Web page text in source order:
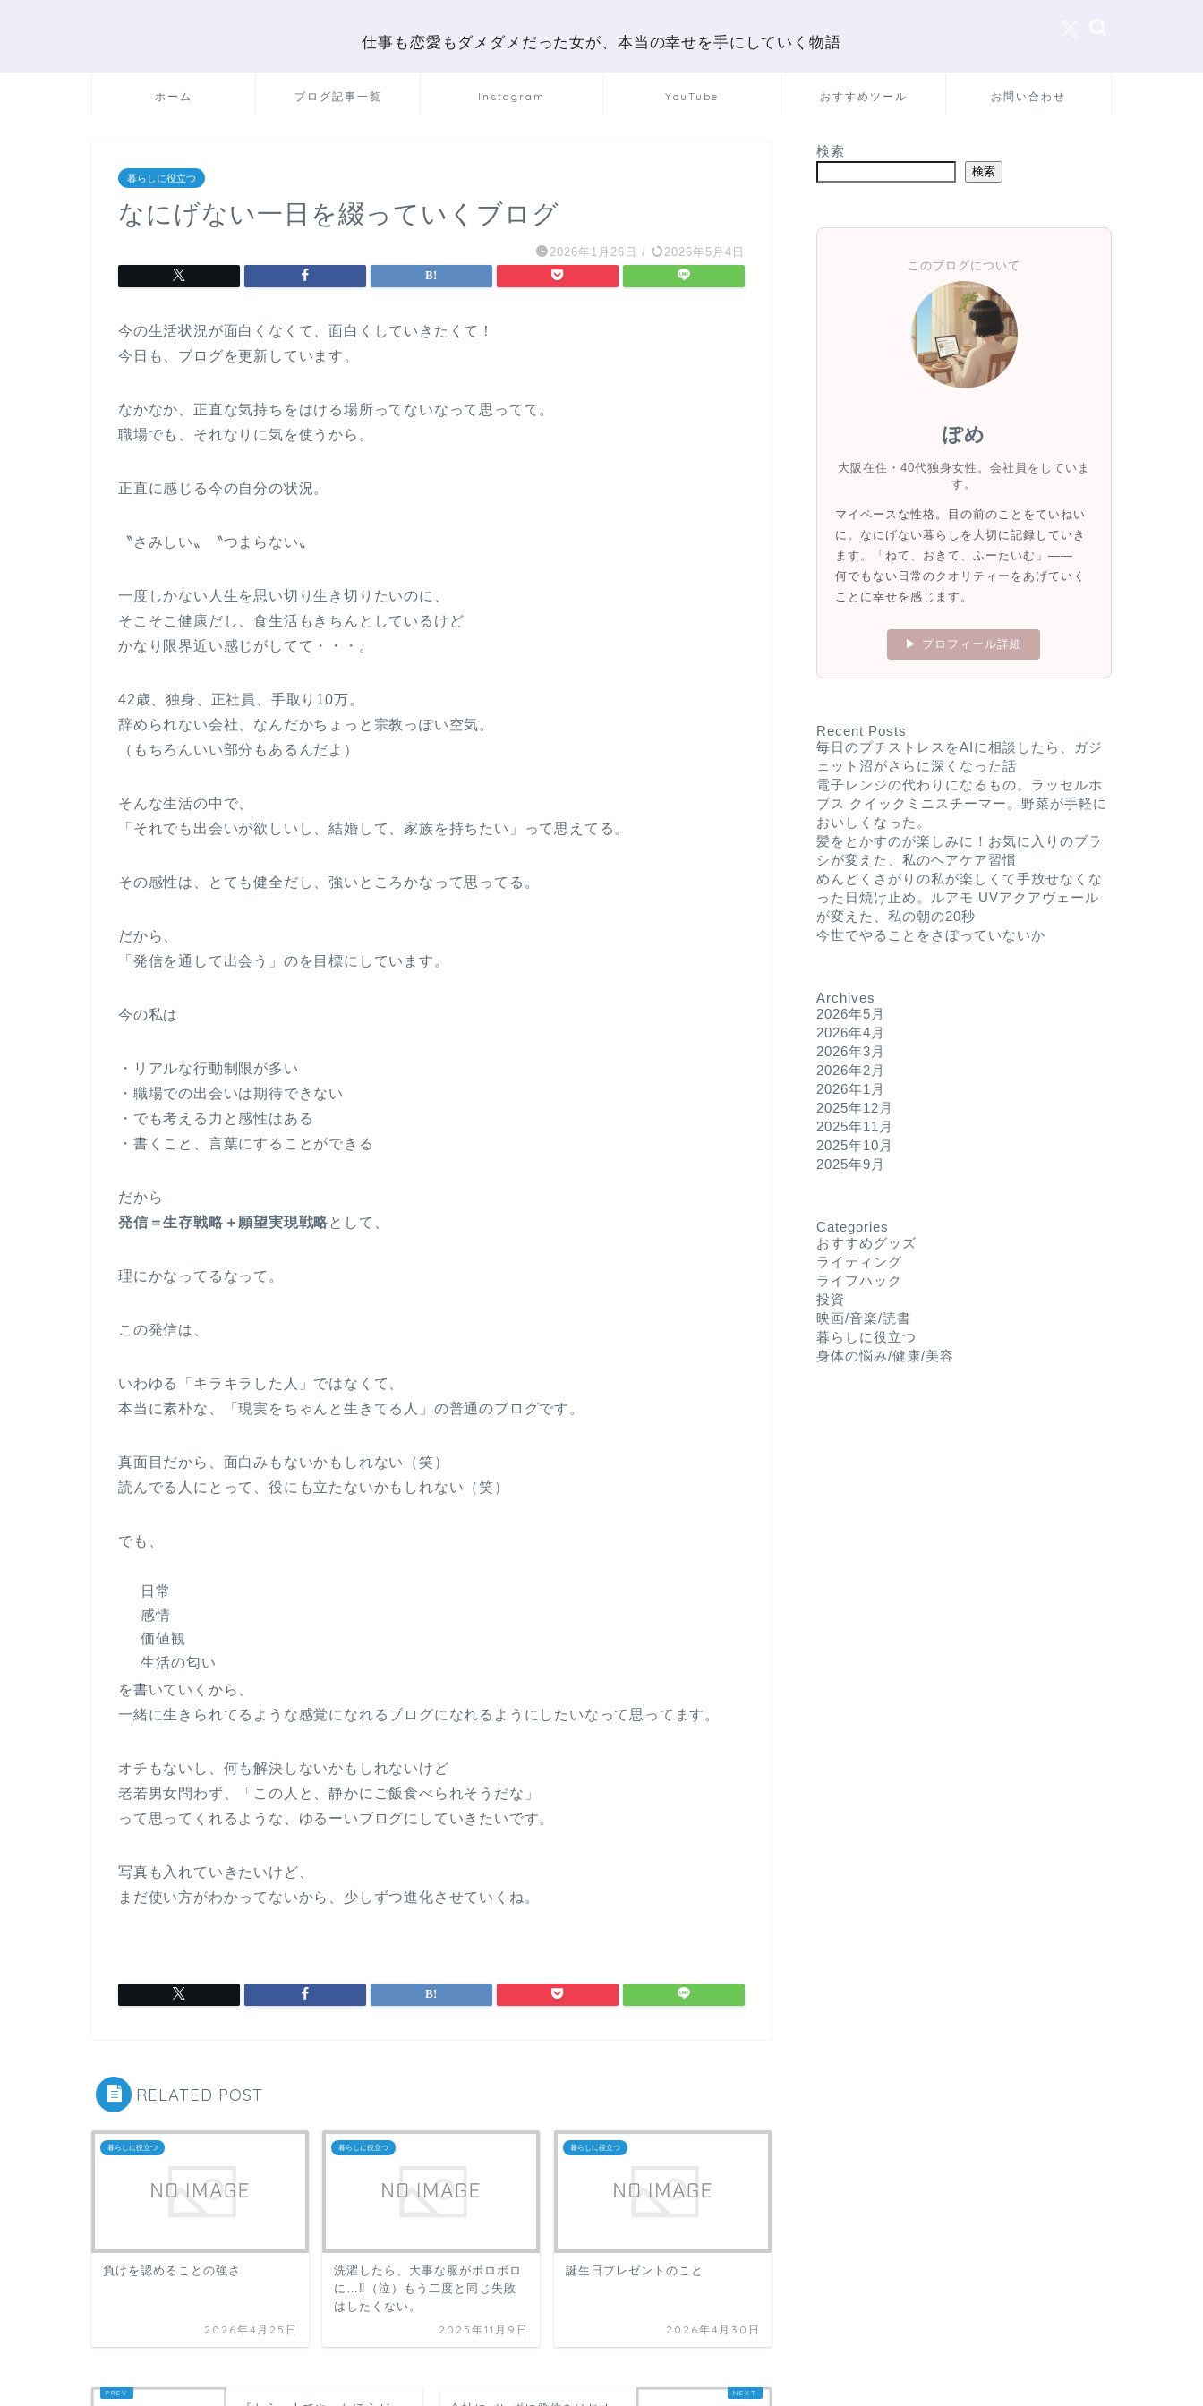
仕事も恋愛もダメダメだった女が、本当の幸せを手にしていく物語
ホーム ブログ記事一覧 Instagram YouTube おすすめツール お問い合わせ
暮らしに役立つ
なにげない一日を綴っていくブログ
2026年1月26日 / 2026年5月4日
今の生活状況が面白くなくて、面白くしていきたくて！
今日も、ブログを更新しています。
なかなか、正直な気持ちをはける場所ってないなって思ってて。
職場でも、それなりに気を使うから。
正直に感じる今の自分の状況。
〝さみしい〟〝つまらない〟
一度しかない人生を思い切り生き切りたいのに、
そこそこ健康だし、食生活もきちんとしているけど
かなり限界近い感じがしてて・・・。
42歳、独身、正社員、手取り10万。
辞められない会社、なんだかちょっと宗教っぽい空気。
（もちろんいい部分もあるんだよ）
そんな生活の中で、
「それでも出会いが欲しいし、結婚して、家族を持ちたい」って思えてる。
その感性は、とても健全だし、強いところかなって思ってる。
だから、
「発信を通して出会う」のを目標にしています。
今の私は
・リアルな行動制限が多い
・職場での出会いは期待できない
・でも考える力と感性はある
・書くこと、言葉にすることができる
だから
発信＝生存戦略＋願望実現戦略 として、
理にかなってるなって。
この発信は、
いわゆる「キラキラした人」ではなくて、
本当に素朴な、「現実をちゃんと生きてる人」の普通のブログです。
真面目だから、面白みもないかもしれない（笑）
読んでる人にとって、役にも立たないかもしれない（笑）
でも、
日常
感情
価値観
生活の匂い
を書いていくから、
一緒に生きられてるような感覚になれるブログになれるようにしたいなって思ってます。
オチもないし、何も解決しないかもしれないけど
老若男女問わず、「この人と、静かにご飯食べられそうだな」
って思ってくれるような、ゆるーいブログにしていきたいです。
写真も入れていきたいけど、
まだ使い方がわかってないから、少しずつ進化させていくね。
RELATED POST
暮らしに役立つ
負けを認めることの強さ
2026年4月25日
暮らしに役立つ
洗濯したら、大事な服がボロボロ
に…‼（泣）もう二度と同じ失敗
はしたくない。
2025年11月9日
暮らしに役立つ
誕生日プレゼントのこと
2026年4月30日
検索
検索
このブログについて
ぽめ
大阪在住・40代独身女性。会社員をしていま
す。
マイペースな性格。目の前のことをていねい
に。なにげない暮らしを大切に記録していき
ます。「ねて、おきて、ふーたいむ」——
何でもない日常のクオリティーをあげていく
ことに幸せを感じます。
▶ プロフィール詳細
Recent Posts
毎日のプチストレスをAIに相談したら、ガジ
ェット沼がさらに深くなった話
電子レンジの代わりになるもの。ラッセルホ
ブス クイックミニスチーマー。野菜が手軽に
おいしくなった。
髪をとかすのが楽しみに！お気に入りのブラ
シが変えた、私のヘアケア習慣
めんどくさがりの私が楽しくて手放せなくな
った日焼け止め。ルアモ UVアクアヴェール
が変えた、私の朝の20秒
今世でやることをさぼっていないか
Archives
2026年5月
2026年4月
2026年3月
2026年2月
2026年1月
2025年12月
2025年11月
2025年10月
2025年9月
Categories
おすすめグッズ
ライティング
ライフハック
投資
映画/音楽/読書
暮らしに役立つ
身体の悩み/健康/美容